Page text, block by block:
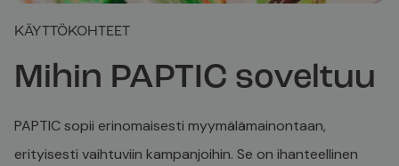
KÄYTTÖKOHTEET
Mihin PAPTIC soveltuu
PAPTIC sopii erinomaisesti myymälämainontaan,
erityisesti vaihtuviin kampanjoihin. Se on ihanteellinen